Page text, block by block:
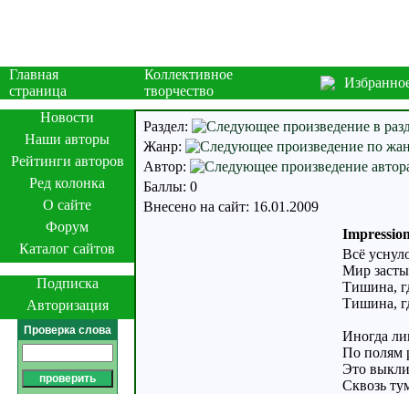
Главная
страница
Коллективное
творчество
Новости
Наши авторы
Рейтинги авторов
Ред колонка
О сайте
Форум
Каталог сайтов
Подписка
Авторизация
Проверка слова
Раздел:
Жанр:
Автор:
Баллы: 0
Внесено на сайт: 16.01.2009
Всё
Мир
Тишина,
Тишина,
Иногда
По полям
Это
Сквозь